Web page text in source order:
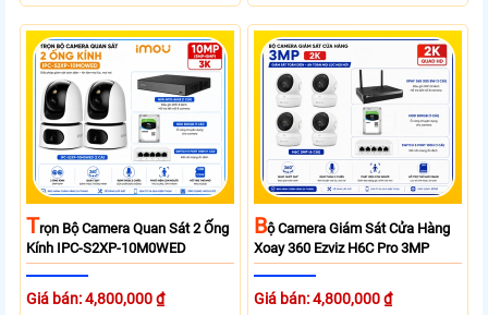
TRọn Bộ Camera Quan Sát 2 Ống
Kính IPC-S2XP-10M0WED
Giá bán: 4,800,000 ₫
BỘ Camera Giám Sát Cửa Hàng
Xoay 360 Ezviz H6C Pro 3MP
Giá bán: 4,800,000 ₫